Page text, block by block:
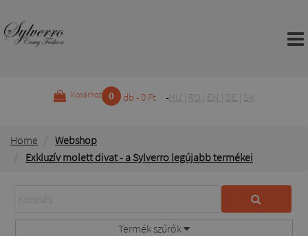
Kosárhoz 0 db - 0 Ft HU RO EN DE SK
Home
Webshop
Exkluzív molett divat - a Sylverro legújabb termékei
Termék szűrők